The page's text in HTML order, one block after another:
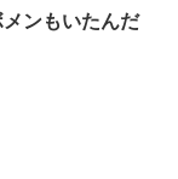
ンもいたんだ